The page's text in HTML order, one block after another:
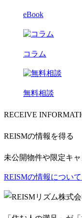
eBook
コラム
無料相談
RECEIVE
REISMの情報を得る
未公開物件や限定キ
REISMの情報につい
リズム株式